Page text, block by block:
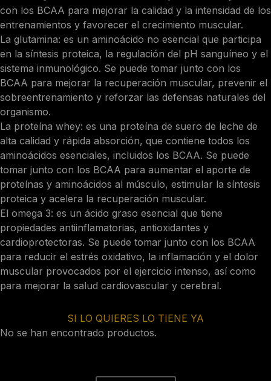
con los BCAA para mejorar la calidad y la intensidad de los
entrenamientos y favorecer el crecimiento muscular.
La glutamina: es un aminoácido no esencial que participa
en la síntesis proteica, la regulación del pH sanguíneo y el
sistema inmunológico. Se puede tomar junto con los
BCAA para mejorar la recuperación muscular, prevenir el
sobreentrenamiento y reforzar las defensas naturales del
organismo.
La proteína whey: es una proteína de suero de leche de
alta calidad y rápida absorción, que contiene todos los
aminoácidos esenciales, incluidos los BCAA. Se puede
tomar junto con los BCAA para aumentar el aporte de
proteínas y aminoácidos al músculo, estimular la síntesis
proteica y acelera la recuperación muscular.
El omega 3: es un ácido graso esencial que tiene
propiedades antiinflamatorias, antioxidantes y
cardioprotectoras. Se puede tomar junto con los BCAA
para reducir el estrés oxidativo, la inflamación y el dolor
muscular provocados por el ejercicio intenso, así como
para mejorar la salud cardiovascular y cerebral.
SI LO QUIERES LO TIENE YA
No se han encontrado productos.